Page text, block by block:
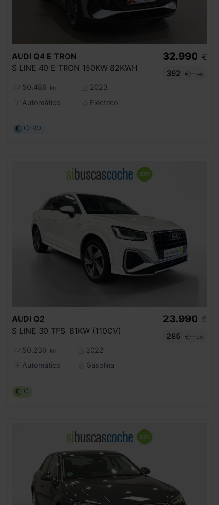
AUDI Q4 E TRON
S LINE 40 E TRON 150KW 82KWH
50.486 km
2023
Automático
Eléctrico
32.990 €
392
€/mes
CERO
AUDI Q2
S LINE 30 TFSI 81KW (110CV)
50.230 km
2022
Automático
Gasolina
23.990 €
285
€/mes
C